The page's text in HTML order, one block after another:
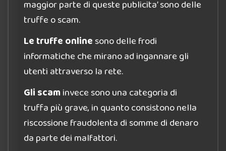
maggior parte di queste publicita’ sono delle
truffe o scam.
Le truffe online sono delle frodi
informatiche che mirano ad ingannare gli
utenti attraverso la rete.
Gli scaminvece sono una categoria di
truffa più grave, in quanto consistono nella
riscossione fraudolenta di somme di denaro
da parte dei malfattori.